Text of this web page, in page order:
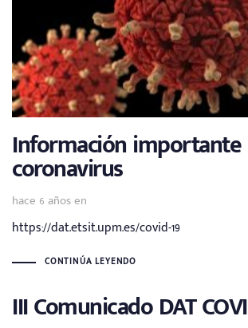
Información importante
coronavirus
hace 6 añosen
https://dat.etsit.upm.es/covid-19
CONTINÚA LEYENDO
III Comunicado DAT